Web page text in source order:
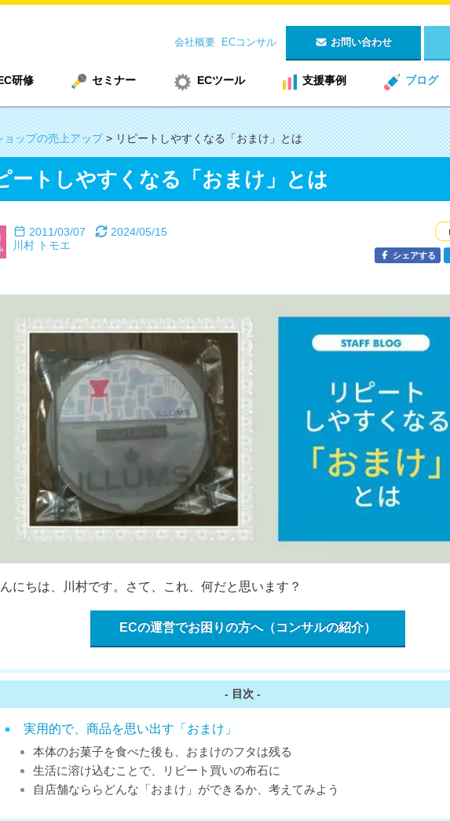
会社概要 ECコンサル お問い合わせ
研修 セミナー ECツール 支援事例 ブログ
ョップの売上アップ>リピートしやすくなる「おまけ」とは
ートしやすくなる「おまけ」とは
2011/03/07
2024/05/15
川村 トモエ
シェアする
にちは、川村です。さて、これ、何だと思います？
ECの運営でお困りの方へ（コンサルの紹介）
- 目次 -
実用的で、商品を思い出す「おまけ」
本体のお菓子を食べた後も、おまけのフタは残る
生活に溶け込むことで、リピート買いの布石に
自店舗なららどんな「おまけ」ができるか、考えてみよう